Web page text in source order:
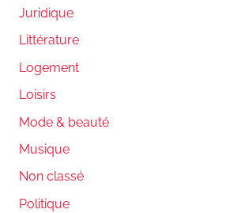
Juridique
Littérature
Logement
Loisirs
Mode & beauté
Musique
Non classé
Politique